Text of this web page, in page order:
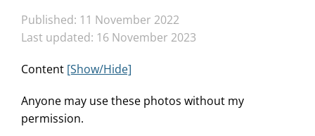
Published: 11 November 2022
Last updated: 16 November 2023
Content [Show/Hide]
Anyone may use these photos without my
permission.